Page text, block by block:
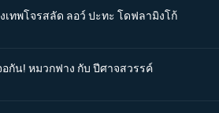
เทพโจรสลัด ลอว์ ปะทะ โดฟลามิงโก้
อกัน! หมวกฟาง กับ ปีศาจสวรรค์